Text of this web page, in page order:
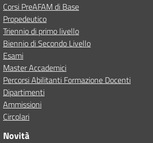
Corsi PreAFAM di Base
Propedeutico
Triennio di primo livello
Biennio di Secondo Livello
Esami
Master Accademici
Percorsi Abilitanti Formazione Docenti
Dipartimenti
Ammissioni
Circolari
Novità